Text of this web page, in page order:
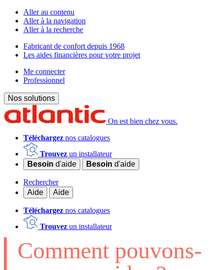
Aller au contenu
Aller à la navigation
Aller à la recherche
Fabricant de confort depuis 1968
Les aides financières pour votre projet
Me connecter
Professionnel
Nos solutions
On est bien chez vous.
Téléchargez nos catalogues
Trouvez un installateur
Besoin d'aide Besoin d'aide
Rechercher
Aide
Aide
Téléchargez nos catalogues
Trouvez un installateur
Comment pouvons-